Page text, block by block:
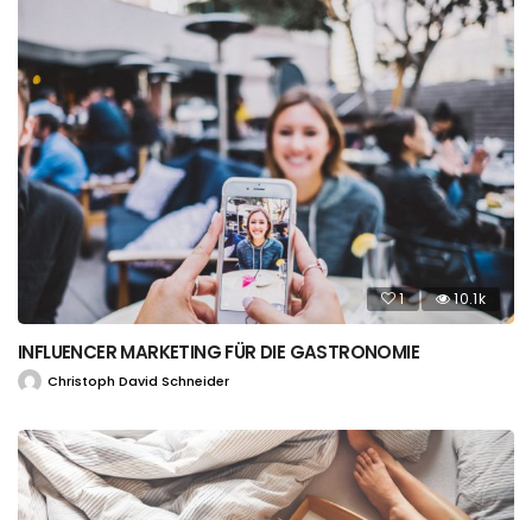
1 10.1k
INFLUENCER MARKETING FÜR DIE GASTRONOMIE
Christoph David Schneider